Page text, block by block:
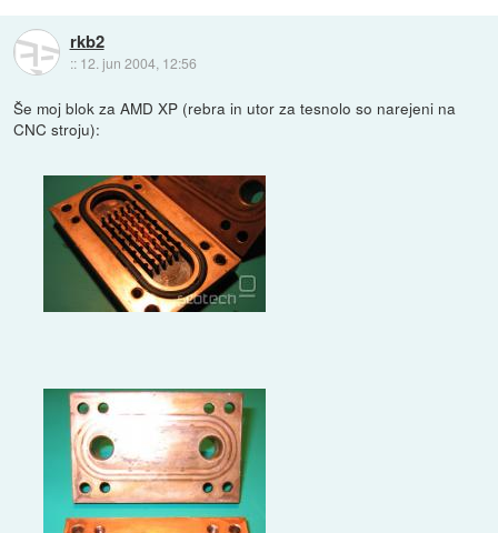
rkb2
:: 12. jun 2004, 12:56
Še moj blok za AMD XP (rebra in utor za tesnolo so narejeni na
CNC stroju):